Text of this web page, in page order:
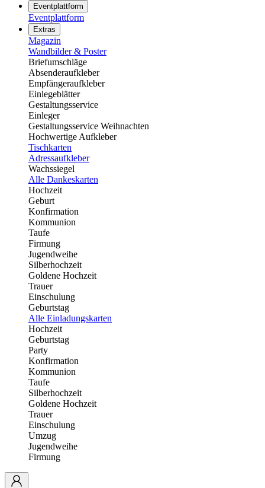
Eventplattform
Eventplattform
Extras
Magazin
Wandbilder & Poster
Briefumschläge
Absenderaufkleber
Empfängeraufkleber
Einlegeblätter
Gestaltungsservice
Einleger
Gestaltungsservice Weihnachten
Hochwertige Aufkleber
Tischkarten
Adressaufkleber
Wachssiegel
Alle Dankeskarten
Hochzeit
Geburt
Konfirmation
Kommunion
Taufe
Firmung
Jugendweihe
Silberhochzeit
Goldene Hochzeit
Trauer
Einschulung
Geburtstag
Alle Einladungskarten
Hochzeit
Geburtstag
Party
Konfirmation
Kommunion
Taufe
Silberhochzeit
Goldene Hochzeit
Trauer
Einschulung
Umzug
Jugendweihe
Firmung